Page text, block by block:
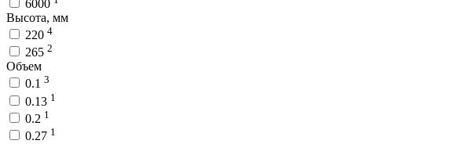
6000
Высота, мм
220 4
265 2
Объем
0.1 3
0.13 1
0.2 1
0.27 1